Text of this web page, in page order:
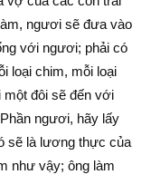
ngươi sẽ đưa vào
với ngươi; phải có
loại chim, mỗi loại
một đôi sẽ đến với
Phần ngươi, hãy lấy
sẽ là lương thực của
như vậy; ông làm